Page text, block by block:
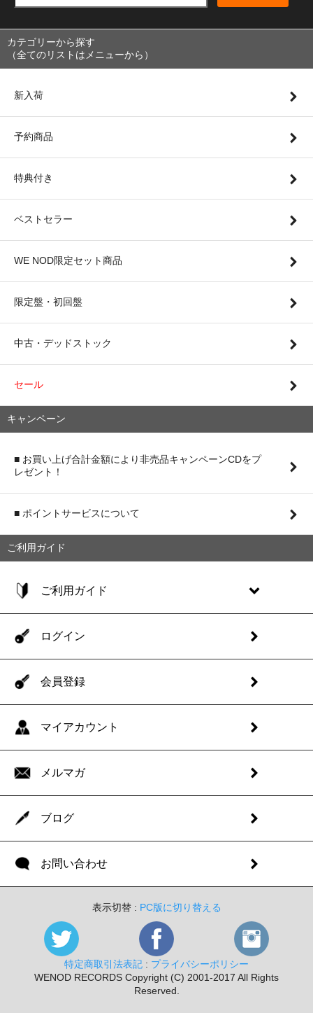
カテゴリーから探す
（全てのリストはメニューから）
新入荷
予約商品
特典付き
ベストセラー
WE NOD限定セット商品
限定盤・初回盤
中古・デッドストック
セール
キャンペーン
■ お買い上げ合計金額により非売品キャンペーンCDをプ
レゼント！
■ ポイントサービスについて
ご利用ガイド
ご利用ガイド
ログイン
会員登録
マイアカウント
メルマガ
ブログ
お問い合わせ
表示切替 : PC版に切り替える
特定商取引法表記 : プライバシーポリシー
WENOD RECORDS Copyright (C) 2001-2017 All Rights
Reserved.